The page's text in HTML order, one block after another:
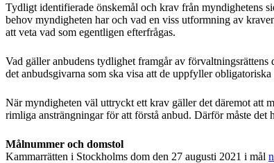
Tydligt identifierade önskemål och krav från myndighetens
behov myndigheten har och vad en viss utformning av
att veta vad som egentligen efterfrågas.
Vad gäller anbudens tydlighet framgår av
det anbudsgivarna som ska visa att de uppfyller obligatoriska
När myndigheten väl uttryckt ett krav gäller det däremot att
rimliga ansträngningar för att förstå anbud. Därför måste det
Målnummer och domstol
Kammarrätten i Stockholms dom den 27 augusti 2021 i mål